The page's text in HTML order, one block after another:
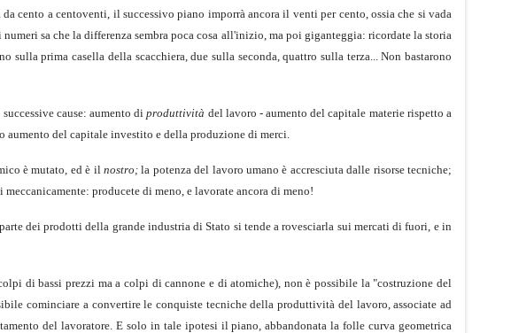
cento a centoventi, il successivo piano imporrà ancora il venti per cento, ossia che si vada
sa che la differenza sembra poca cosa all'inizio, ma poi giganteggia: ricordate la storia
prima casella della scacchiera, due sulla seconda, quattro sulla terza... Non bastarono
cause: aumento diproduttività del lavoro - aumento del capitale materie rispetto a
aumento del capitale investito e della produzione di merci.
è mutato, ed è ilnostro; la potenza del lavoro umano è accresciuta dalle risorse tecniche;
producete di meno, e lavorate ancora di meno!
dei prodotti della grande industria di Stato si tende a rovesciarla sui mercati di fuori, e in
di bassi prezzi ma a colpi di cannone e di atomiche), non è possibile la "costruzione del
cominciare a convertire le conquiste tecniche della produttività del lavoro, associate ad
del lavoratore. E solo in tale ipotesi il piano, abbandonata la folle curva geometrica